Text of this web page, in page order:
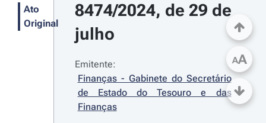
Ato
Original
8474/2024, de 29 de
julho
Emitente:
Finanças - Gabinete do Secretário
de Estado do Tesouro e das
Finanças
AA